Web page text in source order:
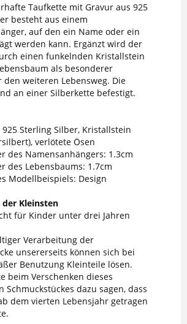
Taufkette mit Gravur aus 925
besteht aus einem
auf den ein Name oder ein
werden kann. Ergänzt wird der
einen funkelnden Kristallstein
als besonderer
den weiteren Lebensweg. Die
an einer Silberkette befestigt.
Sterling Silber, Kristallstein
verlötete Ösen
des Namensanhängers: 1.3cm
des Lebensbaums: 1.7cm
Modellbeispiels: Design
der Kleinsten
für Kinder unter drei Jahren
Verarbeitung der
unsererseits können sich bei
Benutzung Kleinteile lösen.
beim Verschenken dieses
Schmuckstückes dazu sagen, dass
dem vierten Lebensjahr getragen